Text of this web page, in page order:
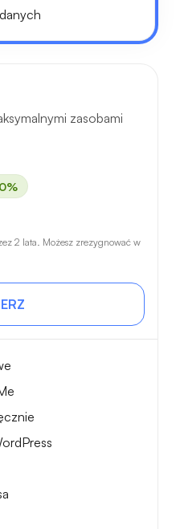
zasobami
2 lata. Możesz zrezygnować w